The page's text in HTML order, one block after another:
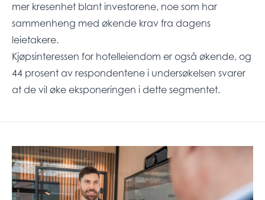
mer kresenhet blant investorene, noe som har
sammenheng med økende krav fra dagens
leietakere.
Kjøpsinteressen for hotelleiendom er også økende, og
44 prosent av respondentene i undersøkelsen svarer
at de vil øke eksponeringen i dette segmentet.